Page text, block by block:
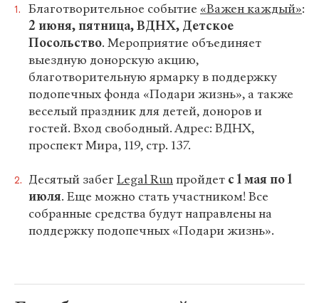
Благотворительное событие «Важен каждый»:
2 июня, пятница, ВДНХ, Детское
Посольство. Мероприятие объединяет
выездную донорскую акцию,
благотворительную ярмарку в поддержку
подопечных фонда «Подари жизнь», а также
веселый праздник для детей, доноров и
гостей. Вход свободный. Адрес: ВДНХ,
проспект Мира, 119, стр. 137.
Десятый забег Legal Runпройдет с 1 мая по 1
июля. Еще можно стать участником! Все
собранные средства будут направлены на
поддержку подопечных «Подари жизнь».